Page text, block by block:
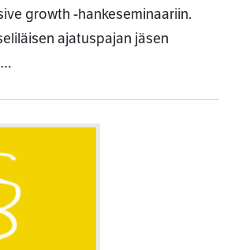
growth -hankeseminaariin.
ajatuspajan jäsen